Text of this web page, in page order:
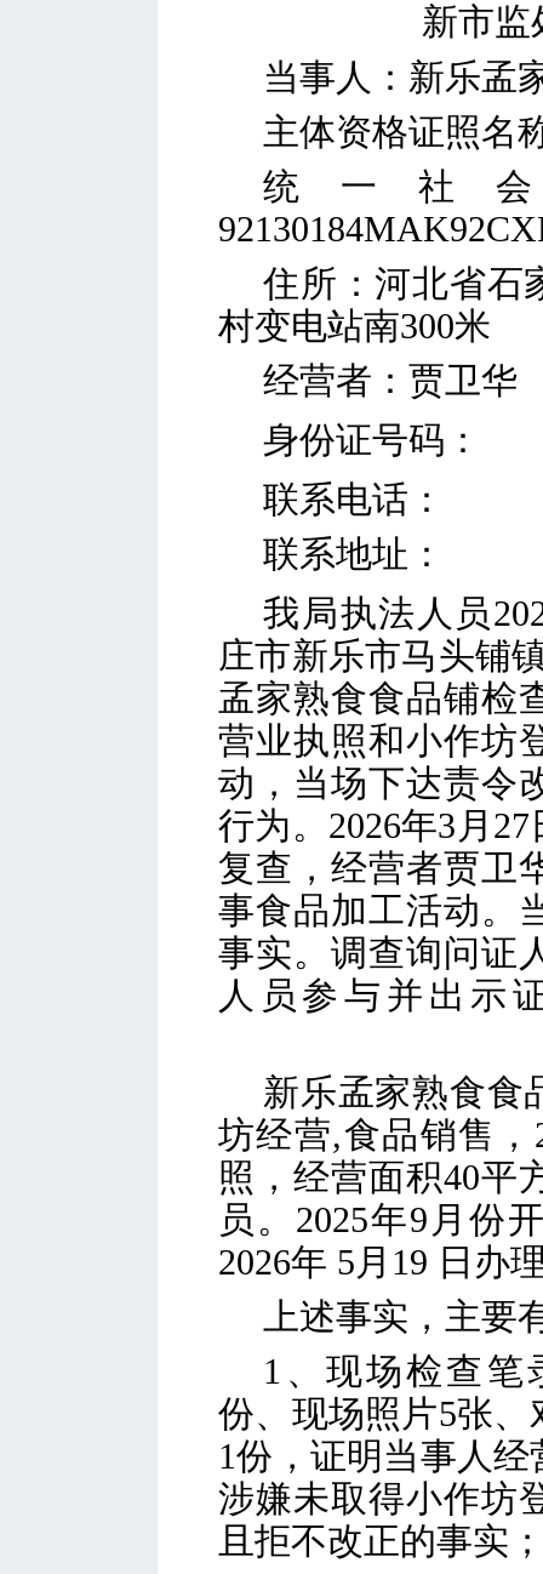
新市监
当事人： 新乐孟
主体资格证照名
统一社
住所：河北省石
村变电站南300米
经营者：贾卫华
身份证号码：
联系电话：
联系地址：
我局执法人员
庄市新乐市马头铺
孟家熟食食品铺检
营业执照和小作坊
动，当场下达责令
行为。 2026年3月27
复查，经营者贾卫
事食品加工活动。
事实。调查询问证
人员参与并出示
新乐孟家熟食食
坊经营,食品销售，
照，经营面积40平
员。 2025年9 月份
2026年 5 月 19 日办
上述事实，主要
1、现场检查笔
份、 现场照片5张、
1份，证明当事人
涉嫌未取得小作坊
且拒不改正的事实